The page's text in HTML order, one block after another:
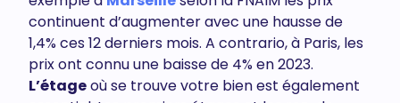
continuent d’augmenter avec une hausse de
1,4% ces 12 derniers mois. A contrario, à Paris, les
prix ont connu une baisse de 4% en 2023.
L’étageoù se trouve votre bien est également